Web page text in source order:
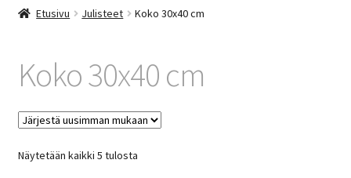
Etusivu Julisteet Koko 30x40 cm
Koko 30x40 cm
Näytetään kaikki 5 tulostaSorted